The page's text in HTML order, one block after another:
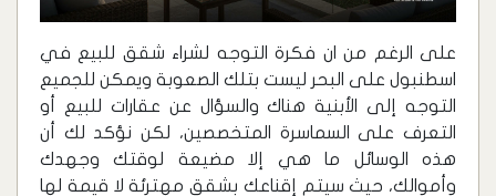
على الرغم من ان فكرة التوجه لشراء شقق للبيع في
اسطنبول على البحر ليست بتلك الصعوبة ويمكن للجميع
التوجه إلى الأبنية هناك والسؤال عن عقارات للبيع أو
التعرف على السماسرة المتخصصين، لكن نؤكد لك أن
هذه الوسائل ما هي إلا مضيعة لوقتك وجهدك
وأموالك، حيث سيتم إقناعك بشقق مهترئة لا قيمة لها